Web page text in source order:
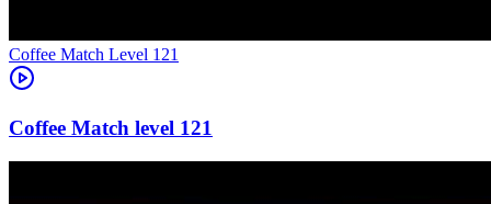
Level 121
121